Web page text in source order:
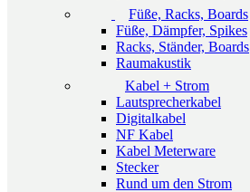
Füße, Racks, Boards
Füße, Dämpfer, Spikes
Racks, Ständer, Boards
Raumakustik
Kabel + Strom
Lautsprecherkabel
Digitalkabel
NF Kabel
Kabel Meterware
Stecker
Rund um den Strom